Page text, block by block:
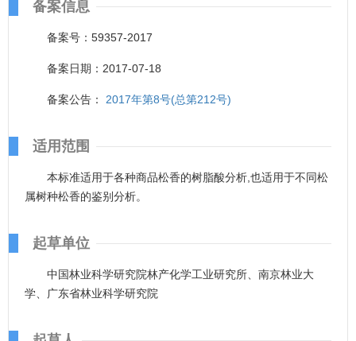
备案信息
备案号：59357-2017
备案日期：2017-07-18
备案公告： 2017年第8号(总第212号)
适用范围
本标准适用于各种商品松香的树脂酸分析,也适用于不同松
属树种松香的鉴别分析。
起草单位
中国林业科学研究院林产化学工业研究所、南京林业大
学、广东省林业科学研究院